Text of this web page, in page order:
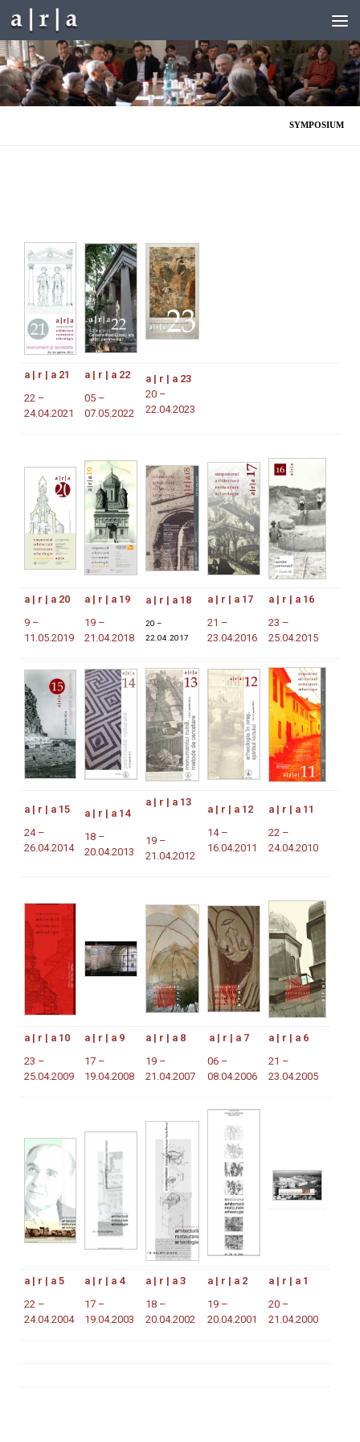
Skip to content
SYMPOSIUM
a | r | a 21
22 –
24.04.2021
a | r | a 22
05 –
07.05.2022
a | r | a 23
20 –
22.04.2023
a | r | a 20
9 –
11.05.2019
a | r | a 19
19 –
21.04.2018
a | r | a 18
20 –
22.04.2017
a | r | a 17
21 –
23.04.2016
a | r | a 16
23 –
25.04.2015
a | r | a 15
24 –
26.04.2014
a | r | a 14
18 –
20.04.2013
a | r | a 13
19 –
21.04.2012
a | r | a 12
14 –
16.04.2011
a | r | a 11
22 –
24.04.2010
a | r | a 10
23 –
25.04.2009
a | r | a 9
17 –
19.04.2008
a | r | a 8
19 –
21.04.2007
a | r | a 7
06 –
08.04.2006
a | r | a 6
21 –
23.04.2005
a | r | a 5
22 –
24.04.2004
a | r | a 4
17 –
19.04.2003
a | r | a 3
18 –
20.04.2002
a | r | a 2
19 –
20.04.2001
a | r | a 1
20 –
21.04.2000